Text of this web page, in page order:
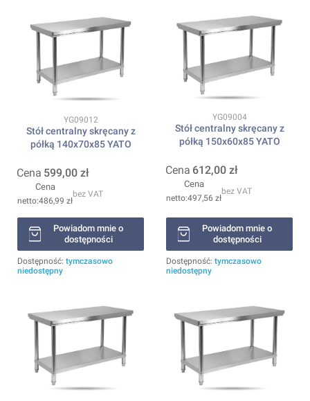
Kod produktu
YG09012
Stół centralny skręcany z
półką 140x70x85 YATO
Cena 599,00 zł
Cena
486,99 zł
bez VAT
Powiadom mnie o
dostępności
Dostępność: tymczasowo
niedostępny
Kod produktu
YG09004
Stół centralny skręcany z
półką 150x60x85 YATO
Cena 612,00 zł
Cena
497,56 zł
bez VAT
Powiadom mnie o
dostępności
Dostępność: tymczasowo
niedostępny